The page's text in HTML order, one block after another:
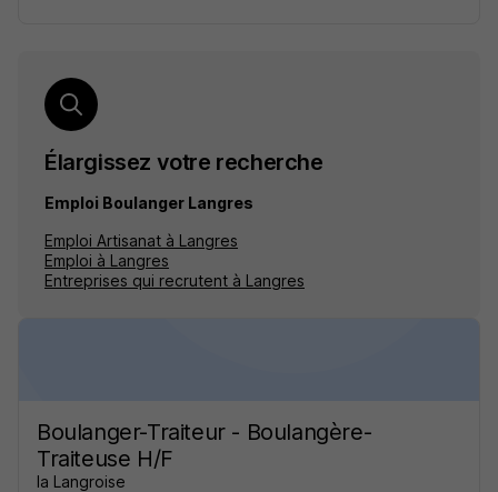
Élargissez votre recherche
Emploi Boulanger Langres
Emploi Artisanat à Langres
Emploi à Langres
Entreprises qui recrutent à Langres
Boulanger-Traiteur - Boulangère-
Traiteuse H/F
la Langroise